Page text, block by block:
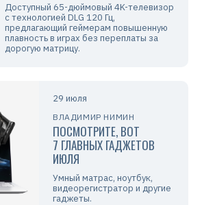
Доступный 65-дюймовый 4K-телевизор
с технологией DLG 120 Гц,
предлагающий геймерам повышенную
плавность в играх без переплаты за
дорогую матрицу.
29 июля
ВЛАДИМИР НИМИН
ПОСМОТРИТЕ, ВОТ
7 ГЛАВНЫХ ГАДЖЕТОВ
ИЮЛЯ
Умный матрас, ноутбук,
видеорегистратор и другие
гаджеты.